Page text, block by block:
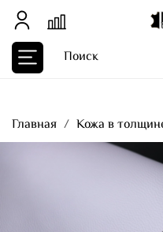
Главная Кожа в